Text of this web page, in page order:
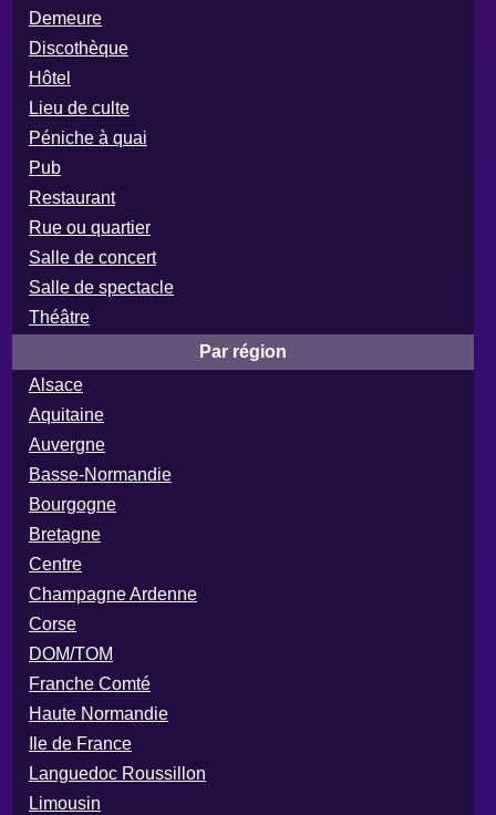
Demeure
Discothèque
Hôtel
Lieu de culte
Péniche à quai
Pub
Restaurant
Rue ou quartier
Salle de concert
Salle de spectacle
Théâtre
Par région
Alsace
Aquitaine
Auvergne
Basse-Normandie
Bourgogne
Bretagne
Centre
Champagne Ardenne
Corse
DOM/TOM
Franche Comté
Haute Normandie
Ile de France
Languedoc Roussillon
Limousin